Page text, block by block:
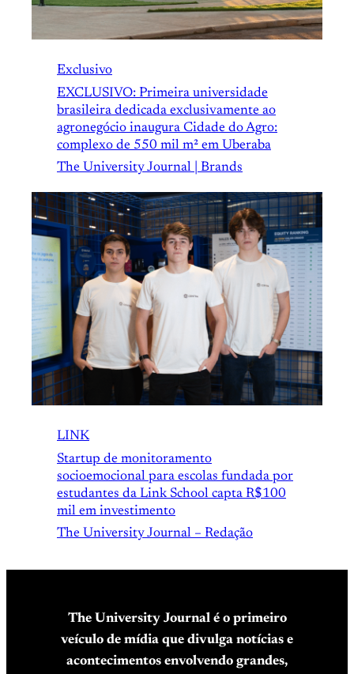
Exclusivo
EXCLUSIVO: Primeira universidade
brasileira dedicada exclusivamente ao
agronegócio inaugura Cidade do Agro:
complexo de 550 mil m² em Uberaba
The University Journal | Brands
LINK
Startup de monitoramento
socioemocional para escolas fundada por
estudantes da Link School capta R$100
mil em investimento
The University Journal – Redação
The University Journal é o primeiro
veículo de mídia que divulga notícias e
acontecimentos envolvendo grandes,